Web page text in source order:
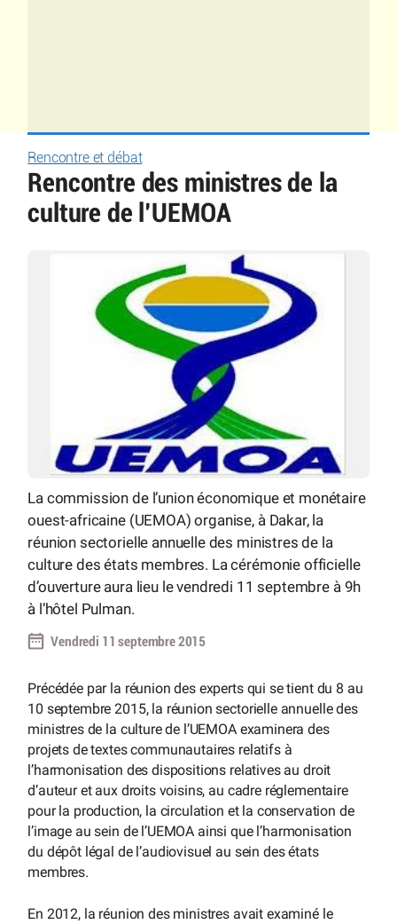
Rencontre et débat
Rencontre des ministres de la
culture de l’UEMOA
La commission de l’union économique et monétaire
ouest-africaine (UEMOA) organise, à Dakar, la
réunion sectorielle annuelle des ministres de la
culture des états membres. La cérémonie officielle
d’ouverture aura lieu le vendredi 11 septembre à 9h
à l’hôtel Pulman.
Vendredi 11 septembre 2015
Précédée par la réunion des experts qui se tient du 8 au
10 septembre 2015, la réunion sectorielle annuelle des
ministres de la culture de l’UEMOA examinera des
projets de textes communautaires relatifs à
l’harmonisation des dispositions relatives au droit
d’auteur et aux droits voisins, au cadre réglementaire
pour la production, la circulation et la conservation de
l’image au sein de l’UEMOA ainsi que l’harmonisation
du dépôt légal de l’audiovisuel au sein des états
membres.
En 2012, la réunion des ministres avait examiné le